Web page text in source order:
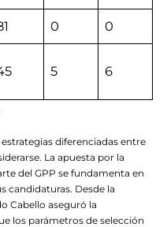
0 0
5 6
diferenciadas entre
La apuesta por la
del GPP se fundamenta en
candidaturas. Desde la
Cabello aseguró la
los parámetros de selección